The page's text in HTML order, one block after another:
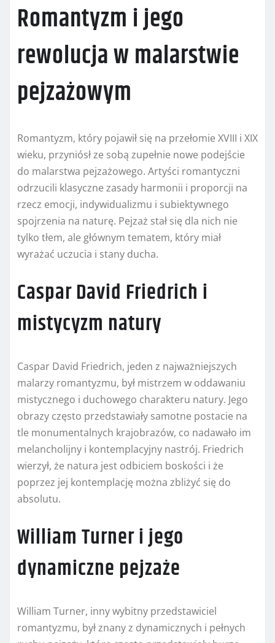
Romantyzm i jego
rewolucja w malarstwie
pejzażowym
Romantyzm, który pojawił się na przełomie XVIII i XIX
wieku, przyniósł ze sobą zupełnie nowe podejście
do malarstwa pejzażowego. Artyści romantyczni
odrzucili klasyczne zasady harmonii i proporcji na
rzecz emocji, indywidualizmu i subiektywnego
spojrzenia na naturę. Pejzaż stał się dla nich nie
tylko tłem, ale głównym tematem, który miał
wyrażać uczucia i stany ducha.
Caspar David Friedrich i
mistycyzm natury
Caspar David Friedrich, jeden z najważniejszych
malarzy romantyzmu, był mistrzem w oddawaniu
mistycznego i duchowego charakteru natury. Jego
obrazy często przedstawiały samotne postacie na
tle monumentalnych krajobrazów, co nadawało im
melancholijny i kontemplacyjny nastrój. Friedrich
wierzył, że natura jest odbiciem boskości i że
poprzez jej kontemplację można zbliżyć się do
absolutu.
William Turner i jego
dynamiczne pejzaże
William Turner, inny wybitny przedstawiciel
romantyzmu, był znany z dynamicznych i pełnych